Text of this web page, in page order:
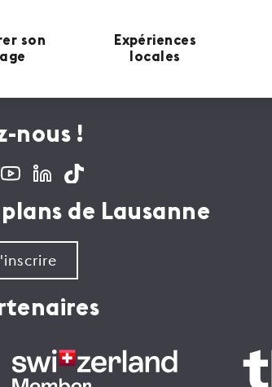
son
Expériences
locales
nous !
plans de Lausanne